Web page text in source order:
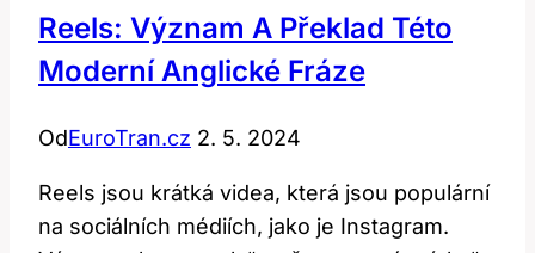
Reels: Význam A Překlad Této
Moderní Anglické Fráze
OdEuroTran.cz 2. 5. 2024
Reels jsou krátká videa, která jsou populární
na sociálních médiích, jako je Instagram.